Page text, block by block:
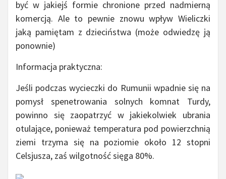
być w jakiejś formie chronione przed nadmierną
komercją. Ale to pewnie znowu wpływ Wieliczki
jaką pamiętam z dzieciństwa (może odwiedzę ją
ponownie)
Informacja praktyczna:
Jeśli podczas wycieczki do Rumunii wpadnie się na
pomysł spenetrowania solnych komnat Turdy,
powinno się zaopatrzyć w jakiekolwiek ubrania
otulające, ponieważ temperatura pod powierzchnią
ziemi trzyma się na poziomie około 12 stopni
Celsjusza, zaś wilgotność sięga 80%.